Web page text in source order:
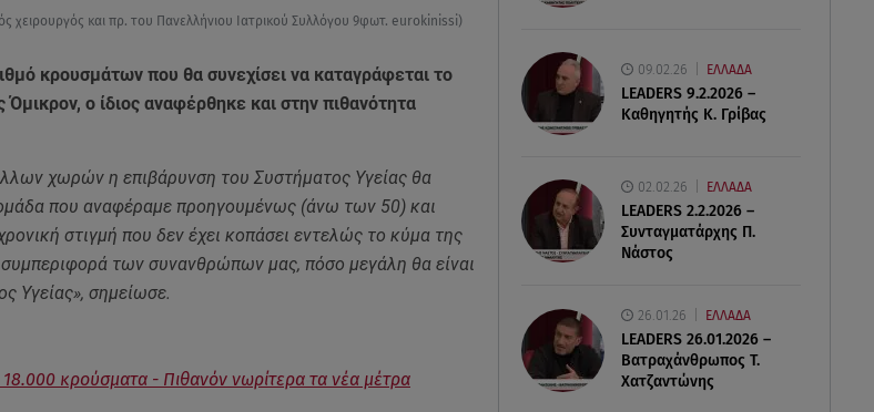
09.02.26 ΕΛΛΑΔΑ
LEADERS 9.2.2026 –
Καθηγητής Κ. Γρίβας
02.02.26 ΕΛΛΑΔΑ
LEADERS 2.2.2026 –
Συνταγματάρχης Π.
Νάστος
26.01.26 ΕΛΛΑΔΑ
LEADERS 26.01.2026 –
Βατραχάνθρωπος Τ.
Χατζαντώνης
χειρουργός και πρ. του Πανελλήνιου Ιατρικού Συλλόγου 9φωτ. eurokinissi)
κρουσμάτων που θα συνεχίσει να καταγράφεται το
ο ίδιος αναφέρθηκε και στην πιθανότητα
χωρών η επιβάρυνση του Συστήματος Υγείας θα
που αναφέραμε προηγουμένως (άνω των 50) και
στιγμή που δεν έχει κοπάσει εντελώς το κύμα της
των συνανθρώπων μας, πόσο μεγάλη θα είναι
Υγείας», σημείωσε.
κρούσματα - Πιθανόν νωρίτερα τα νέα μέτρα